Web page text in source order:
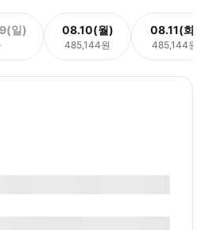
일) 08.10(월)
485,144원
08.11(화)
485,144원